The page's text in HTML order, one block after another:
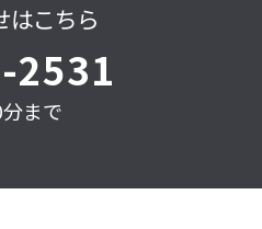
はこちら
2531
まで